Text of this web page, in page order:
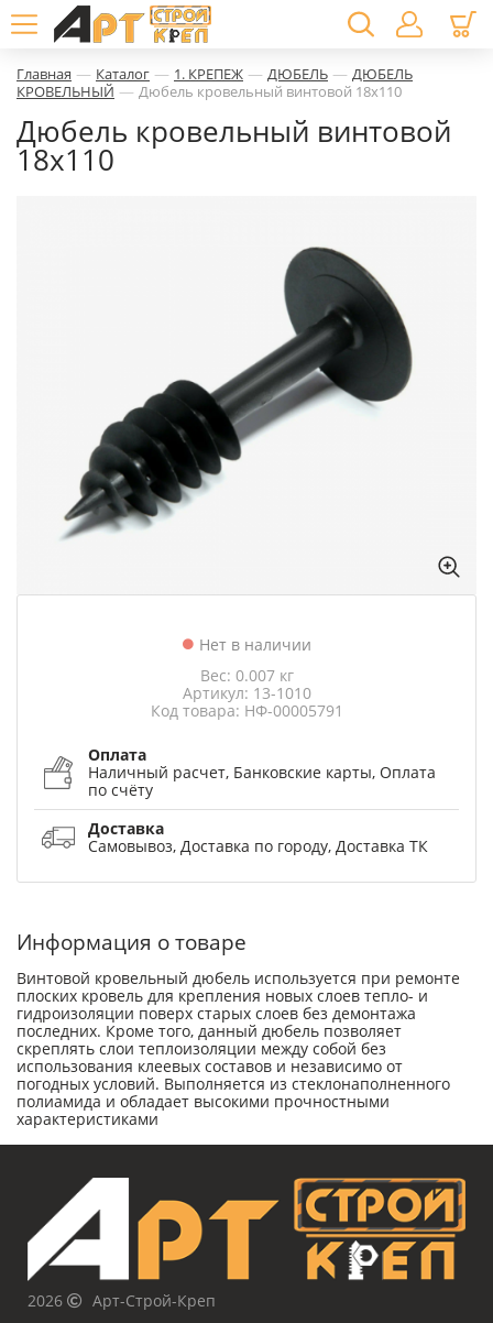
Главная — Каталог — 1. КРЕПЕЖ — ДЮБЕЛЬ — ДЮБЕЛЬ
КРОВЕЛЬНЫЙ — Дюбель кровельный винтовой 18х110
Дюбель кровельный винтовой
18х110
Нет в наличии
Вес: 0.007 кг
Артикул: 13-1010
Код товара: НФ-00005791
Оплата
Наличный расчет, Банковские карты, Оплата
по счёту
Доставка
Самовывоз, Доставка по городу, Доставка ТК
Информация о товаре
Винтовой кровельный дюбель используется при ремонте
плоских кровель для крепления новых слоев тепло- и
гидроизоляции поверх старых слоев без демонтажа
последних. Кроме того, данный дюбель позволяет
скреплять слои теплоизоляции между собой без
использования клеевых составов и независимо от
погодных условий. Выполняется из стеклонаполненного
полиамида и обладает высокими прочностными
характеристиками
2026
Арт-Строй-Креп